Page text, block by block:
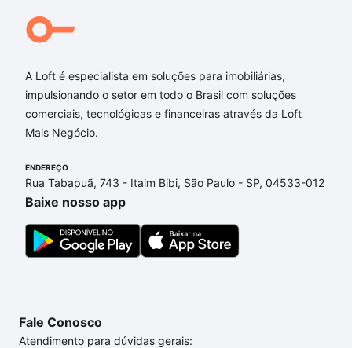
Qual o preço de Imóveis à venda em rua doutor
pedro costa - Centro, Taubaté, SP?
Aqui na Loft temos a oferta ideal para você, com
Imóveis à venda em rua doutor pedro costa -
Centro, Taubaté, SP que custam a partir de R$ 0 e
com nossas opções de financiamento imobiliário as
ainda tem alguma dúvida dos custos envolvidos no
processo de compra, veja em nosso portal quanto
custa comprar um apartamento
gente para comprar o imóvel dos seus sonhos com
segurança e conforto. Loft, com você até as
A Loft é especialista em soluções para imobiliárias,
impulsionando o setor em todo o Brasil com soluções
comerciais, tecnológicas e financeiras através da Loft
Mais Negócio.
ENDEREÇO
Rua Tabapuã, 743 - Itaim Bibi, São Paulo - SP, 04533-012
Baixe nosso app
Fale Conosco
Atendimento para dúvidas gerais: